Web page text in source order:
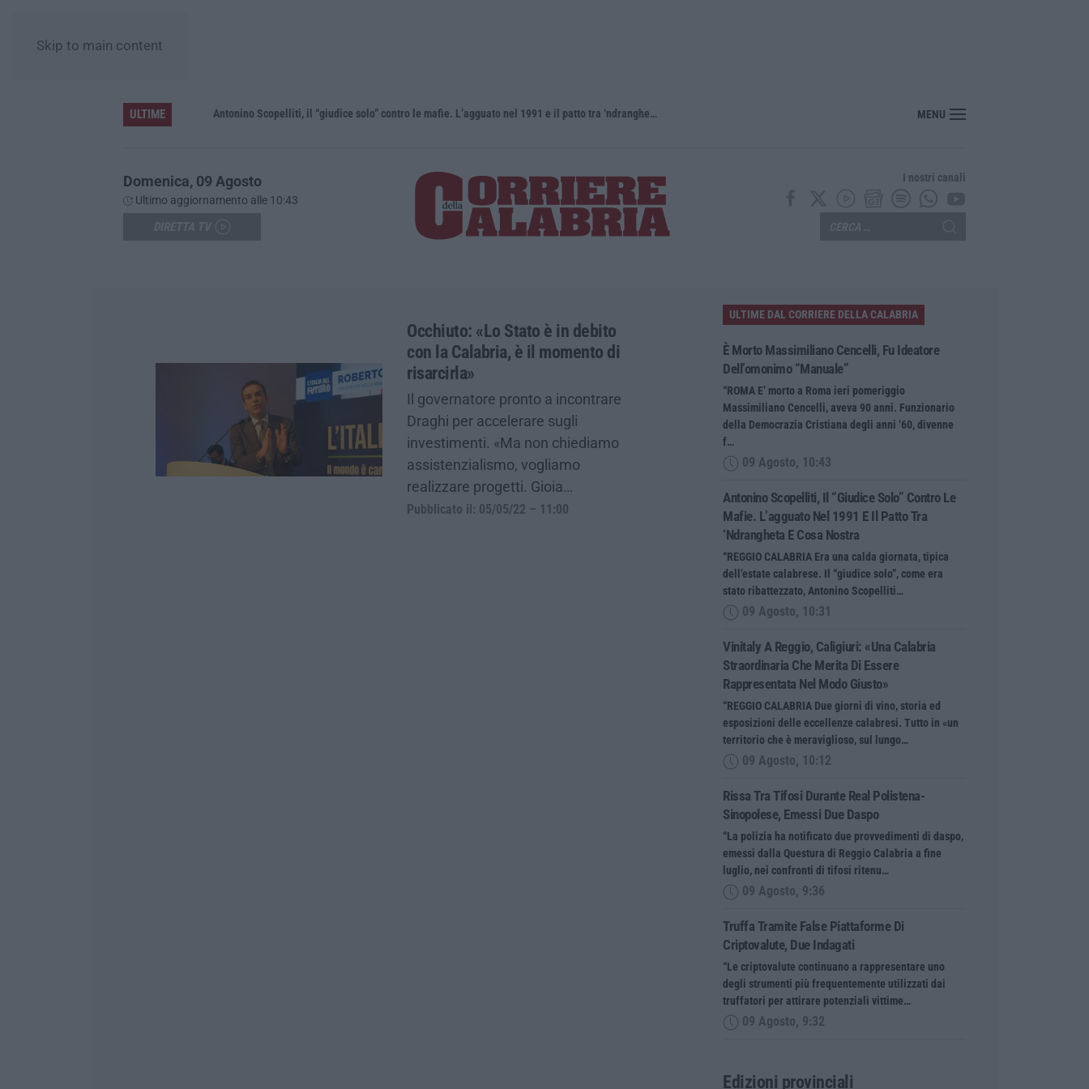
Skip to main content
ULTIME Antonino Scopelliti, il “giudice solo” contro le mafie. L’agguato nel 1991 e il patto tra ‘ndrangheta e Cosa nostra MENU
Domenica, 09 Agosto
Ultimo aggiornamento alle 10:43
I nostri canali
Occhiuto: «Lo Stato è in debito
con la Calabria, è il momento di
risarcirla»
Il governatore pronto a incontrare
Draghi per accelerare sugli
investimenti. «Ma non chiediamo
assistenzialismo, vogliamo
realizzare progetti. Gioia…
Pubblicato il: 05/05/22 – 11:00
ULTIME DAL CORRIERE DELLA CALABRIA
È Morto Massimiliano Cencelli, Fu Ideatore
Dell’omonimo “manuale”
“ROMA E’ morto a Roma ieri pomeriggio
Massimiliano Cencelli, aveva 90 anni. Funzionario
della Democrazia Cristiana degli anni ’60, divenne
f…
09 Agosto, 10:43
Antonino Scopelliti, Il “giudice Solo” Contro Le
Mafie. L’agguato Nel 1991 E Il Patto Tra
‘ndrangheta E Cosa Nostra
“REGGIO CALABRIA Era una calda giornata, tipica
dell’estate calabrese. Il “giudice solo”, come era
stato ribattezzato, Antonino Scopelliti…
09 Agosto, 10:31
Vinitaly A Reggio, Caligiuri: «Una Calabria
Straordinaria Che Merita Di Essere
Rappresentata Nel Modo Giusto»
“REGGIO CALABRIA Due giorni di vino, storia ed
esposizioni delle eccellenze calabresi. Tutto in «un
territorio che è meraviglioso, sul lungo…
09 Agosto, 10:12
Rissa Tra Tifosi Durante Real Polistena-
Sinopolese, Emessi Due Daspo
“La polizia ha notificato due provvedimenti di daspo,
emessi dalla Questura di Reggio Calabria a fine
luglio, nei confronti di tifosi ritenu…
09 Agosto, 9:36
Truffa Tramite False Piattaforme Di
Criptovalute, Due Indagati
“Le criptovalute continuano a rappresentare uno
degli strumenti più frequentemente utilizzati dai
truffatori per attirare potenziali vittime…
09 Agosto, 9:32
Edizioni provinciali